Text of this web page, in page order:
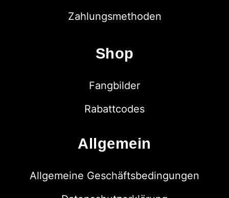
Zahlungsmethoden
Shop
Fangbilder
Rabattcodes
Allgemein
Allgemeine Geschäftsbedingungen